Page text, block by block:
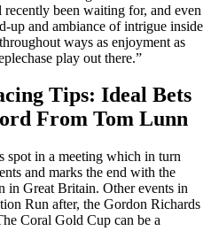
recently been waiting for, and even
up and ambiance of intrigue inside
ways as enjoyment as
play out there.”
Tips: Ideal Bets
From Tom Lunn
spot in a meeting which in turn
and marks the end with the
in Great Britain. Other events in
Run after, the Gordon Richards
Coral Gold Cup can be a